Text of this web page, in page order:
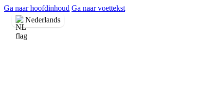
Ga naar hoofdinhoud Ga naar voettekst
Nederlands